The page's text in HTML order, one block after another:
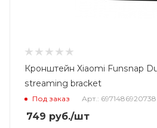
Кронштейн Xiaomi Funsnap
streaming bracket
Под заказ Арт.: 6971486920738
749 руб./шт